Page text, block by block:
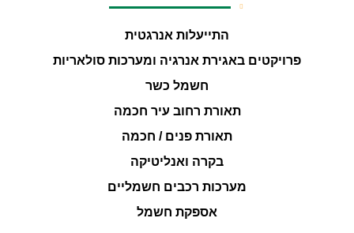
התייעלות אנרגטית
פרויקטים באגירת אנרגיה ומערכות סולאריות
חשמל כשר
תאורת רחוב עיר חכמה
תאורת פנים / חכמה
בקרה ואנליטיקה
מערכות רכבים חשמליים
אספקת חשמל